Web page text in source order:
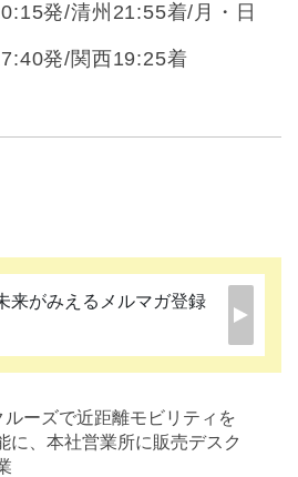
発/清州21:55着/月・日
発/関西19:25着
来がみえるメルマガ登録
ーズで近距離モビリティを
に、本社営業所に販売デスク